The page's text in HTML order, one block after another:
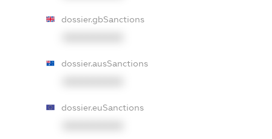
dossier.gbSanctions
dossier.ausSanctions
dossier.euSanctions